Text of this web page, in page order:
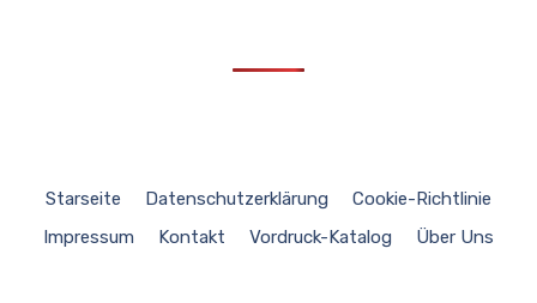
Starseite Datenschutzerklärung
Cookie-Richtlinie
Impressum
Kontakt Vordruck-Katalog Über Uns